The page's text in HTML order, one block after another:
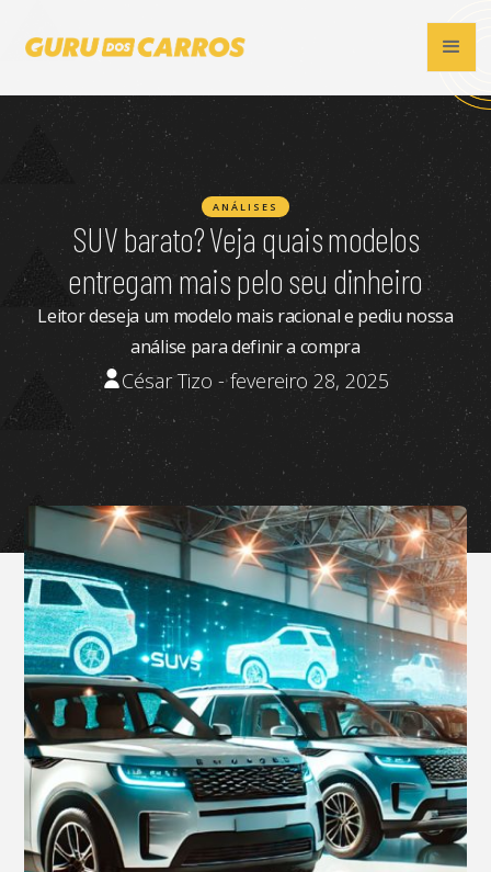
ANÁLISES
SUV barato? Veja quais modelos
entregam mais pelo seu dinheiro
Leitor deseja um modelo mais racional e pediu nossa
análise para definir a compra
César Tizo - fevereiro 28, 2025